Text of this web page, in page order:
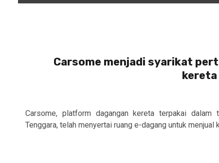
Carsome menjadi syarikat
kereta
Carsome, platform dagangan kereta terpakai
Tenggara, telah menyertai ruang e-dagang untuk menjual